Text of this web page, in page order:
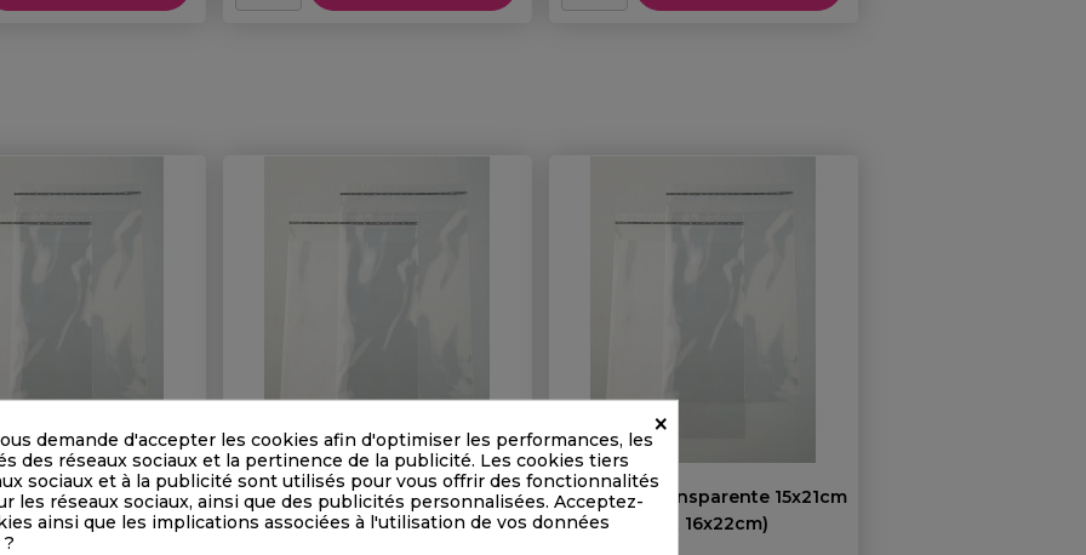
50x70cm
51x71cm)
Pochette Transparente 24x30cm
(brut 25x31cm)
Pochette Transparente 15x21cm
(brut 16x22cm)
×
demande d'accepter les cookies afin d'optimiser les performances, les
des réseaux sociaux et la pertinence de la publicité. Les cookies tiers
sociaux et à la publicité sont utilisés pour vous offrir des fonctionnalités
les réseaux sociaux, ainsi que des publicités personnalisées. Acceptez-
ainsi que les implications associées à l'utilisation de vos données